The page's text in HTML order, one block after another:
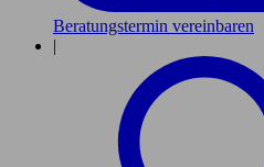
Beratungstermin vereinbaren
|